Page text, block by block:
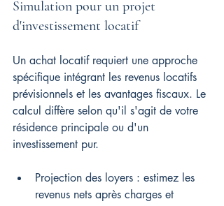
Simulation pour un projet
d'investissement locatif
Un achat locatif requiert une approche
spécifique intégrant les revenus locatifs
prévisionnels et les avantages fiscaux. Le
calcul diffère selon qu'il s'agit de votre
résidence principale ou d'un
investissement pur.
Projection des loyers : estimez les
revenus nets après charges et